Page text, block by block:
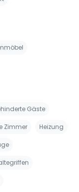
Gäste
Zimmer Heizung